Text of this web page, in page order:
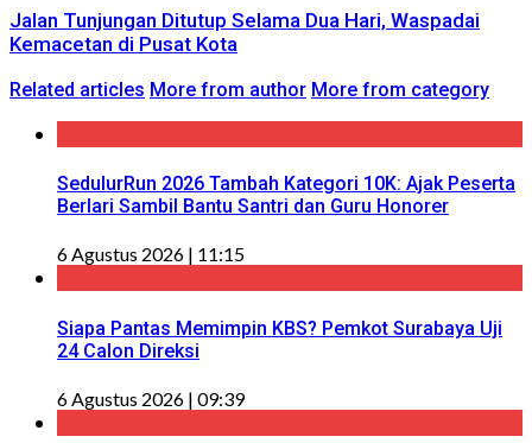
Jalan Tunjungan Ditutup Selama Dua Hari, Waspadai
Kemacetan di Pusat Kota
Related articles More from author More from category
SedulurRun 2026 Tambah Kategori 10K: Ajak Peserta
Berlari Sambil Bantu Santri dan Guru Honorer
6 Agustus 2026 | 11:15
Siapa Pantas Memimpin KBS? Pemkot Surabaya Uji
24 Calon Direksi
6 Agustus 2026 | 09:39